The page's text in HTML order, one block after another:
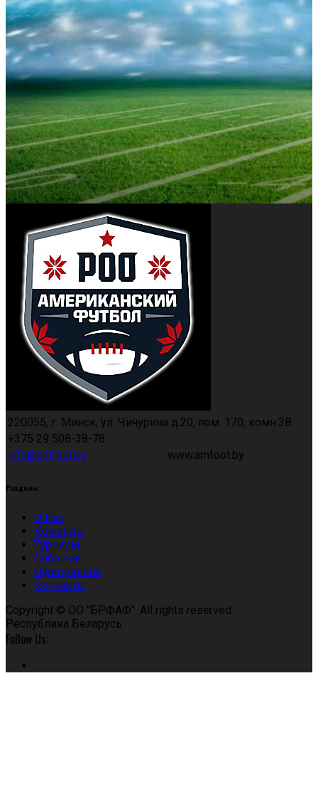
220055, г. Минск, ул. Чичурина д.20, пом. 170, комн.3В
+375 29 508-38-78
info@amfoot.by
www.amfoot.by
Разделы
О Нас
Команды
Турниры
События
Официально
Контакты
Copyright © ОО "БРФАФ". All rights reserved
Республика Беларусь
Follow Us: